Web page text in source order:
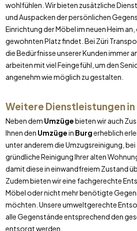
wohlfühlen. Wir bieten zusätzliche
und Auspacken der persönlichen
Einrichtung der Möbel im neuen Heim
gewohnten Platz findet. Bei Züri
die Bedürfnisse unserer Kunden immer
arbeiten mit viel Feingefühl, um den
angenehm wie möglich zu gestalten.
Weitere Dienstleistungen in
Neben dem Umzügebieten wir auch
Ihnen den Umzügein Burgerheblich
unter anderem die Umzugsreinigung, bei
gründliche Reinigung Ihrer alten
damit diese in einwandfreiem Zustand
Zudem bieten wir eine fachgerechte
Möbel oder nicht mehr benötigte
möchten. Unsere umweltgerechte
alle Gegenstände entsprechend den
entsorgt werden.